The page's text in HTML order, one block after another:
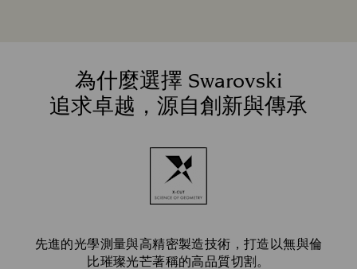
為什麼選擇 Swarovski
追求卓越，源自創新與傳承
先進的光學測量與高精密製造技術，打造以無與倫
比璀璨光芒著稱的高品質切割。